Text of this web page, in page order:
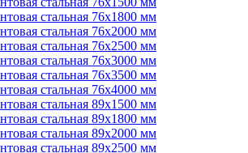
стальная 76х1800 мм
стальная 76х2000 мм
стальная 76х2500 мм
стальная 76х3000 мм
стальная 76х3500 мм
стальная 76х4000 мм
стальная 89х1500 мм
стальная 89х1800 мм
стальная 89х2000 мм
стальная 89х2500 мм